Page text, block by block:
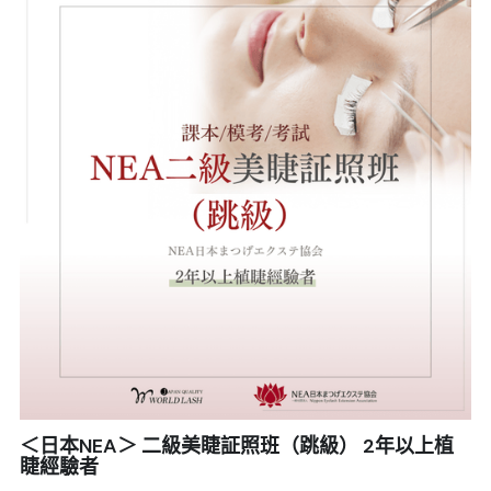
＜日本NEA＞ 二級美睫証照班（跳級） 2年以上植
睫經驗者